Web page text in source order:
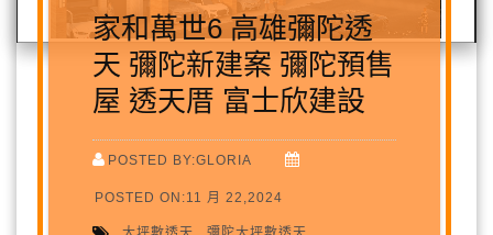
家和萬世6 高雄彌陀透
天 彌陀新建案 彌陀預售
屋 透天厝 富士欣建設
POSTED BY:GLORIA
POSTED ON:11 月 22,2024
,